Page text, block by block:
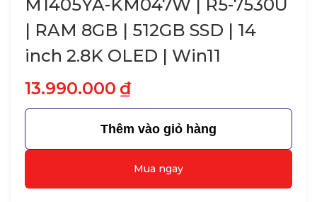
M1405YA-KM047W | R5-7530U
| RAM 8GB | 512GB SSD | 14
inch 2.8K OLED | Win11
13.990.000 ₫
Thêm vào giỏ hàng
Mua ngay